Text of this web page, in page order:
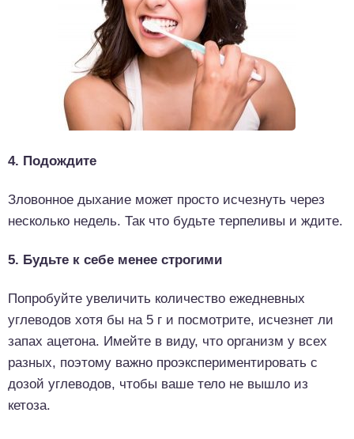
4. Подождите
Зловонное дыхание может просто исчезнуть через
несколько недель. Так что будьте терпеливы и ждите.
5. Будьте к себе менее строгими
Попробуйте увеличить количество ежедневных
углеводов хотя бы на 5 г и посмотрите, исчезнет ли
запах ацетона. Имейте в виду, что организм у всех
разных, поэтому важно проэкспериментировать с
дозой углеводов, чтобы ваше тело не вышло из
кетоза.